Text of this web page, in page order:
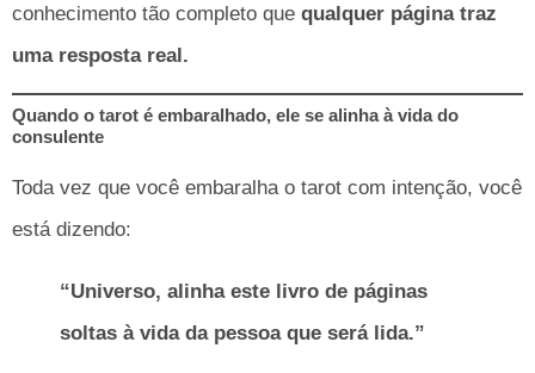
conhecimento tão completo que qualquer página traz
uma resposta real.
Quando o tarot é embaralhado, ele se alinha à vida do
consulente
Toda vez que você embaralha o tarot com intenção, você
está dizendo:
“Universo, alinha este livro de páginas
soltas à vida da pessoa que será lida.”